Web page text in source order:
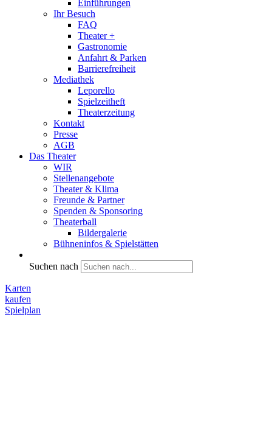
Einführungen
Ihr Besuch
FAQ
Theater +
Gastronomie
Anfahrt & Parken
Barrierefreiheit
Mediathek
Leporello
Spielzeitheft
Theaterzeitung
Kontakt
Presse
AGB
Das Theater
WIR
Stellenangebote
Theater & Klima
Freunde & Partner
Spenden & Sponsoring
Theaterball
Bildergalerie
Bühneninfos & Spielstätten
Suchen nach
Karten
kaufen
Spielplan